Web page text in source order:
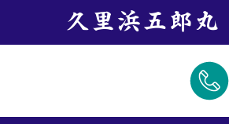
​久里浜五郎丸